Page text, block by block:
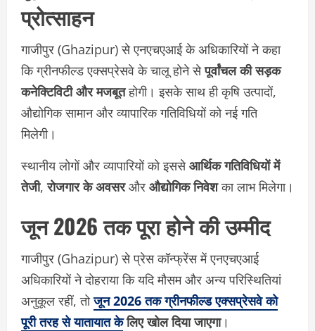
प्रोत्साहन
गाजीपुर (Ghazipur) से एनएचएआई के अधिकारियों ने कहा
कि ग्रीनफील्ड एक्सप्रेसवे के चालू होने सेपूर्वांचल की सड़क
कनेक्टिविटी और मजबूतहोगी। इसके साथ ही कृषि उत्पादों,
औद्योगिक सामान और व्यापारिक गतिविधियों को नई गति
मिलेगी।
स्थानीय लोगों और व्यापारियों को इससेआर्थिक गतिविधियों में
तेजी,रोजगार के अवसरऔर औद्योगिक निवेशका लाभ मिलेगा।
जून 2026 तक पूरा होने की उम्मीद
गाजीपुर (Ghazipur) से प्रेस कॉन्फ्रेंस में एनएचएआई
अधिकारियों ने दोहराया कि यदि मौसम और अन्य परिस्थितियां
अनुकूल रहीं, तोजून 2026 तक ग्रीनफील्ड एक्सप्रेसवे को
पूरी तरह से यातायात केलिए खोल दिया जाएगा।